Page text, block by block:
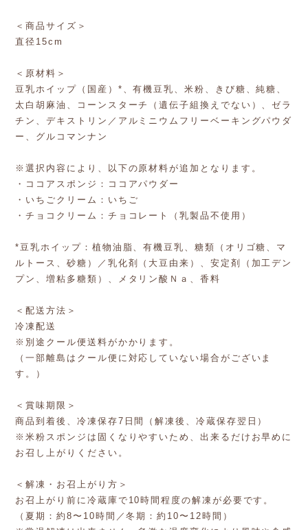
＜商品サイズ＞
直径15cm
＜原材料＞
豆乳ホイップ（国産）*、有機豆乳、米粉、きび糖、純糖、
太白胡麻油、コーンスターチ（遺伝子組換えでない）、ゼラ
チン、デキストリン／アルミニウムフリーベーキングパウダ
ー、グルコマンナン
※選択内容により、以下の原材料が追加となります。
・ココアスポンジ：ココアパウダー
・いちごクリーム：いちご
・チョコクリーム：チョコレート（乳製品不使用）
*豆乳ホイップ：植物油脂、有機豆乳、糖類（オリゴ糖、マ
ルトース、砂糖）／乳化剤（大豆由来）、安定剤（加工デン
プン、増粘多糖類）、メタリン酸Ｎａ、香料
＜配送方法＞
冷凍配送
※別途クール便送料がかかります。
（一部離島はクール便に対応していない場合がございま
す。）
＜賞味期限＞
商品到着後、冷凍保存7日間（解凍後、冷蔵保存翌日）
※米粉スポンジは固くなりやすいため、出来るだけお早めに
お召し上がりください。
＜解凍・お召上がり方＞
お召上がり前に冷蔵庫で10時間程度の解凍が必要です。
（夏期：約8〜10時間／冬期：約10〜12時間）